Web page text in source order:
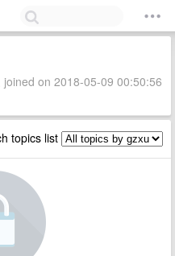
on 2018-05-09 00:50:56
topics list